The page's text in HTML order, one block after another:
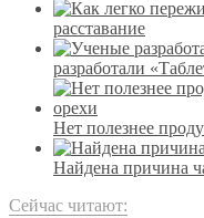
расставание
разработали
Нет полезнее
Найдена причина
Сейчас читают: